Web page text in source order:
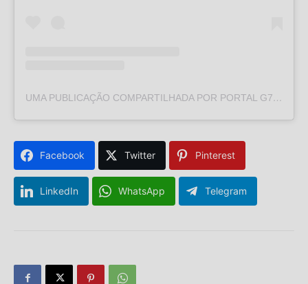
UMA PUBLICAÇÃO COMPARTILHADA POR PORTAL G7SC (@PORTALG7SC)
Facebook Twitter Pinterest
LinkedIn WhatsApp Telegram